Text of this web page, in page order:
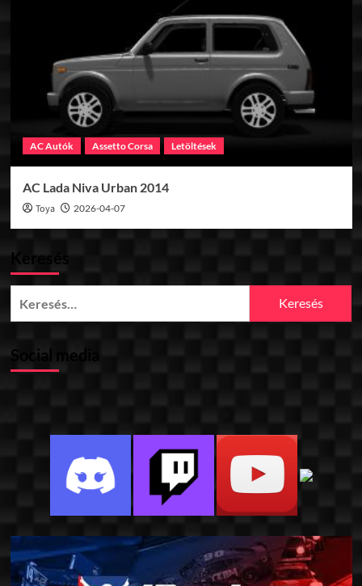
AC Autók Assetto Corsa Letöltések
AC Lada Niva Urban 2014
Toya 2026-04-07
Keresés
Social media